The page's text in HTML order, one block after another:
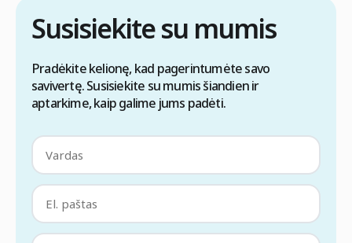
Susisiekite su mumis
Pradėkite kelionę, kad pagerintumėte savo
savivertę. Susisiekite su mumis šiandien ir
aptarkime, kaip galime jums padėti.